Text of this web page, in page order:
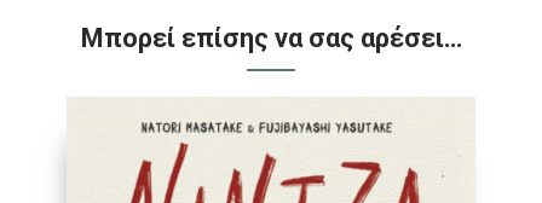
Μπορεί επίσης να σας αρέσει…